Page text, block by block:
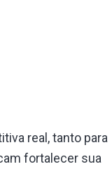
real, tanto para
fortalecer sua